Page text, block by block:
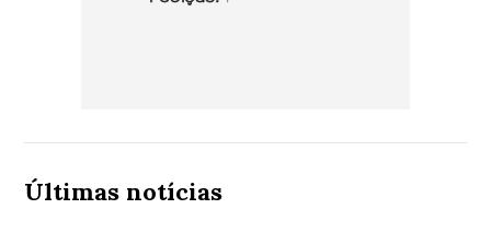
Últimas notícias